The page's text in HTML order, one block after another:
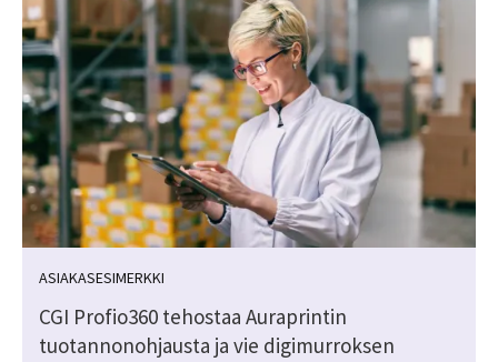
ASIAKASESIMERKKI
CGI Profio360 tehostaa Auraprintin
tuotannonohjausta ja vie digimurroksen